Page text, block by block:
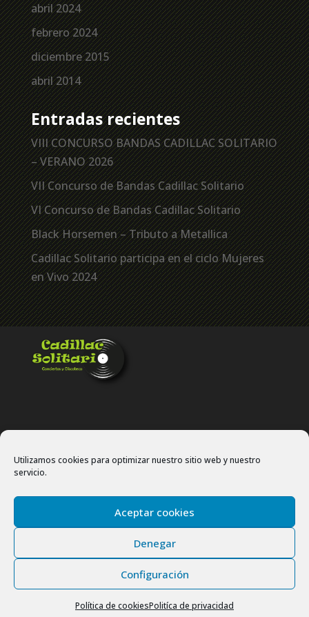
Utilizamos cookies para optimizar nuestro sitio web y nuestro
servicio.
Aceptar cookies
Denegar
Configuración
Política de cookiesPolitíca de privacidad
abril 2024
febrero 2024
diciembre 2015
abril 2014
Entradas recientes
VIII CONCURSO BANDAS CADILLAC SOLITARIO
– VERANO 2026
VII Concurso de Bandas Cadillac Solitario
VI Concurso de Bandas Cadillac Solitario
Black Horsemen – Tributo a Metallica
Cadillac Solitario participa en el ciclo Mujeres
en Vivo 2024
Site map
Copyright © 2024 Cadillac Solitario. Todos los derechos
reservados.